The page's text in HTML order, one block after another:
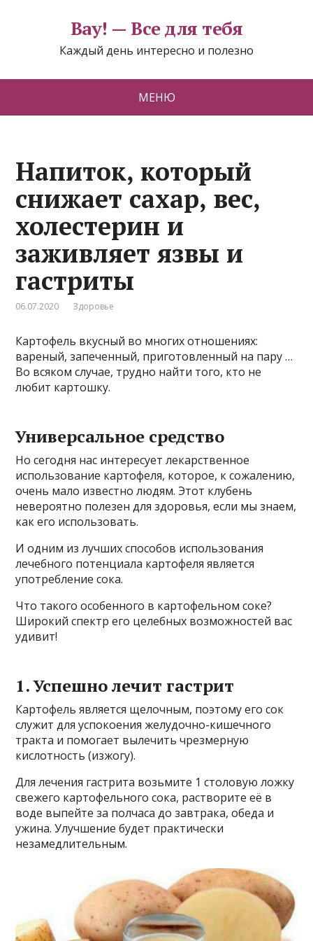
Вау! — Все для тебя
Каждый день интересно и полезно
МЕНЮ
Напиток, который
снижает сахар, вес,
холестерин и
заживляет язвы и
гастриты
06.07.2020 Здоровье
Картофель вкусный во многих отношениях:
вареный, запеченный, приготовленный на пару …
Во всяком случае, трудно найти того, кто не
любит картошку.
Универсальное средство
Но сегодня нас интересует лекарственное
использование картофеля, которое, к сожалению,
очень мало известно людям. Этот клубень
невероятно полезен для здоровья, если мы знаем,
как его использовать.
И одним из лучших способов использования
лечебного потенциала картофеля является
употребление сока.
Что такого особенного в картофельном соке?
Широкий спектр его целебных возможностей вас
удивит!
1. Успешно лечит гастрит
Картофель является щелочным, поэтому его сок
служит для успокоения желудочно-кишечного
тракта и помогает вылечить чрезмерную
кислотность (изжогу).
Для лечения гастрита возьмите 1 столовую ложку
свежего картофельного сока, растворите её в
воде выпейте за полчаса до завтрака, обеда и
ужина. Улучшение будет практически
незамедлительным.